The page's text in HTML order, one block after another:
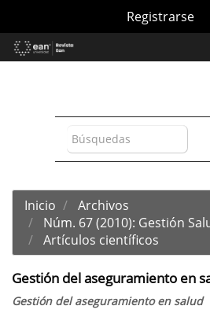
Contenido
principal
Registrarse
Inicio
Archivos
Núm. 67 (2010): Gestión
Artículos científicos
Gestión del aseguramiento en
Gestión del aseguramiento en salud